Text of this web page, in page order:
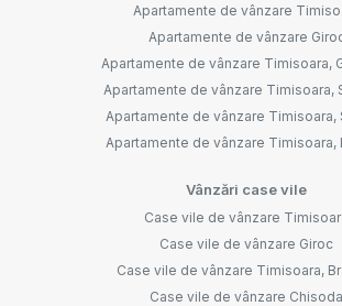
Apartamente de vânzare
Apartamente de vânzare
Apartamente de vânzare Timisoara,
Apartamente de vânzare Timisoara,
Apartamente de vânzare Timisoara,
Apartamente de vânzare Timisoara,
Vânzări case vile
Case vile de vânzare
Case vile de vânzare Giroc
Case vile de vânzare Timisoara,
Case vile de vânzare Chisoda